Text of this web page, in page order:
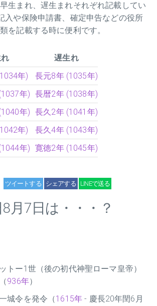
生まれ、遅生まれそれぞれ記載してい
入や保険申請書、確定申告などの役所
を記載する時に便利です。
遅生れ
年)
長元8年 (1035年)
年) 長暦2年 (1038年)
年) 長久2年 (1041年)
年)
長久4年 (1043年)
年) 寛徳2年 (1045年)
ツイートする シェアする LINEで送る
月7日は・・・？
トー1世（後の初代神聖ローマ皇帝）
936年）
城令を発令（1615年 - 慶長20年閏6月